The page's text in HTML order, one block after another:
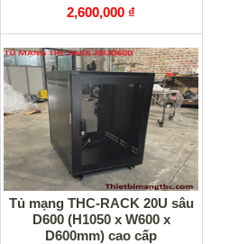
2,600,000 ₫
Tủ mạng THC-RACK 20U sâu
D600 (H1050 x W600 x
D600mm) cao cấp